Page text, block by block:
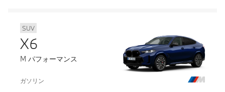
SUV
X6
M パフォーマンス
ガソリン